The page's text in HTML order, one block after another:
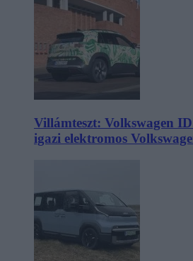
Villámteszt: Volkswagen
igazi elektromos